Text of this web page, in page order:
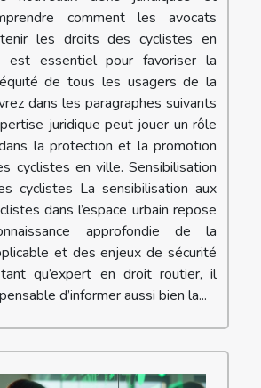
comment les avocats
les droits des cyclistes en
est essentiel pour favoriser la
de tous les usagers de la
dans les paragraphes suivants
juridique peut jouer un rôle
la protection et la promotion
cyclistes en ville. Sensibilisation
cyclistes La sensibilisation aux
dans l’espace urbain repose
approfondie de la
et des enjeux de sécurité
qu’expert en droit routier, il
d’informer aussi bien la...